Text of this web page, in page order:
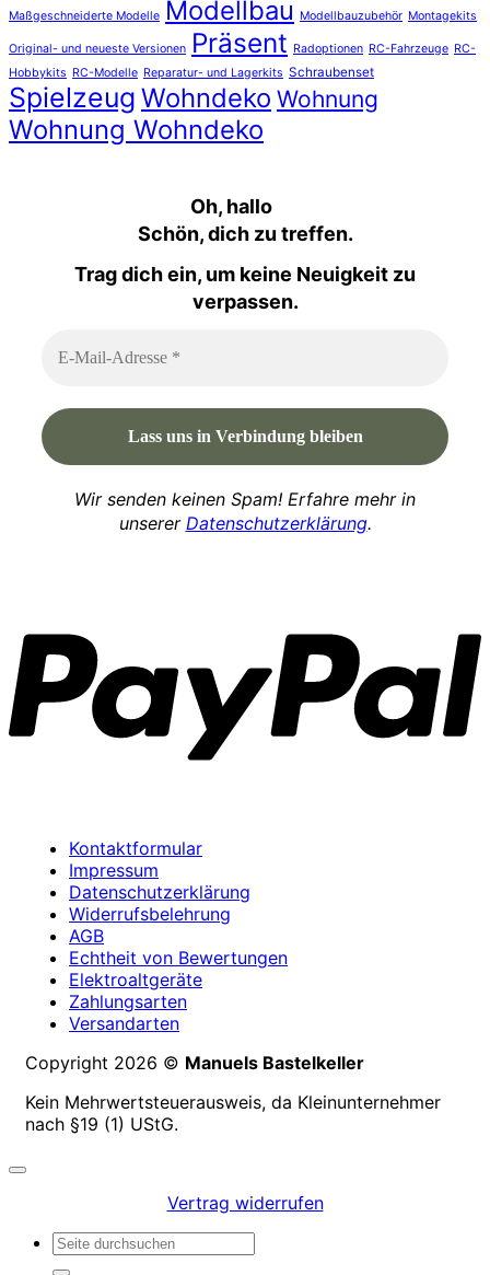
Maßgeschneiderte Modelle Modellbau Modellbauzubehör Montagekits
Original- und neueste Versionen Präsent Radoptionen RC-Fahrzeuge RC-
Hobbykits RC-Modelle Reparatur- und Lagerkits Schraubenset
Spielzeug Wohndeko Wohnung
Wohnung Wohndeko
Oh, hallo
Schön, dich zu treffen.
Trag dich ein, um keine Neuigkeit zu
verpassen.
Wir senden keinen Spam! Erfahre mehr in
unserer Datenschutzerklärung.
Kontaktformular
Impressum
Datenschutzerklärung
Widerrufsbelehrung
AGB
Echtheit von Bewertungen
Elektroaltgeräte
Zahlungsarten
Versandarten
Copyright 2026 © Manuels Bastelkeller
Kein Mehrwertsteuerausweis, da Kleinunternehmer
nach §19 (1) UStG.
Vertrag widerrufen
Suchen
nach: